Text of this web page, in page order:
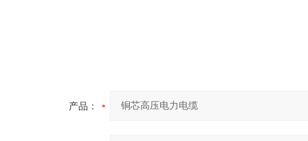
产品：